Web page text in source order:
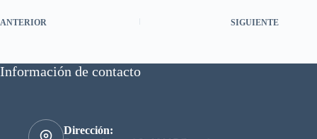
ANTERIOR SIGUIENTE
Información de contacto
Dirección: